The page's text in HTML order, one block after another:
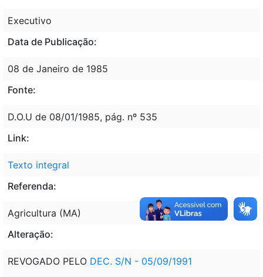
Executivo
Data de Publicação:
08 de Janeiro de 1985
Fonte:
D.O.U de 08/01/1985, pág. nº 535
Link:
Texto integral
Referenda:
Agricultura (MA)
Alteração:
REVOGADO PELO DEC. S/N - 05/09/1991